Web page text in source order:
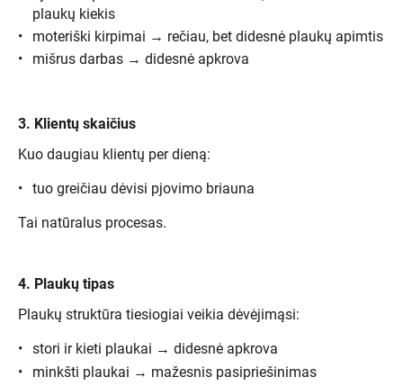
plaukų kiekis
moteriški kirpimai → rečiau, bet didesnė plaukų apimtis
mišrus darbas → didesnė apkrova
3. Klientų skaičius
Kuo daugiau klientų per dieną:
tuo greičiau dėvisi pjovimo briauna
Tai natūralus procesas.
4. Plaukų tipas
Plaukų struktūra tiesiogiai veikia dėvėjimąsi:
stori ir kieti plaukai → didesnė apkrova
minkšti plaukai → mažesnis pasipriešinimas